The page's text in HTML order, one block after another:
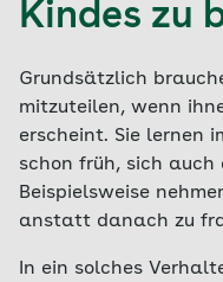
Kindes zu
Grundsätzlich
mitzuteilen, wenn
erscheint. Sie lernen
schon früh, sich auch
Beispielsweise
anstatt danach zu
In ein solches